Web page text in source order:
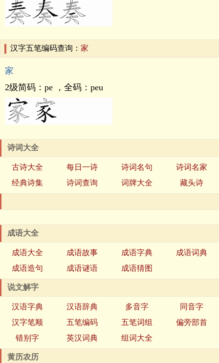
汉字五笔编码查询： 家
家
2级简码： pe ，全码： peu
诗词大全
古诗大全 每日一诗 诗词名句
诗词名家
经典诗集
诗词查询 词牌大全 藏头诗
成语大全
成语大全 成语故事 成语字典
成语词典
成语造句
成语谜语 成语猜图
说文解字
汉语字典 汉语辞典 多音字
同音字
汉字笔顺
五笔编码 五笔词组
偏旁部首
错别字
英汉词典 组词大全
黄历农历